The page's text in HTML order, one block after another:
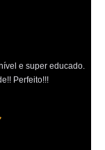
e super educado.
Perfeito!!!